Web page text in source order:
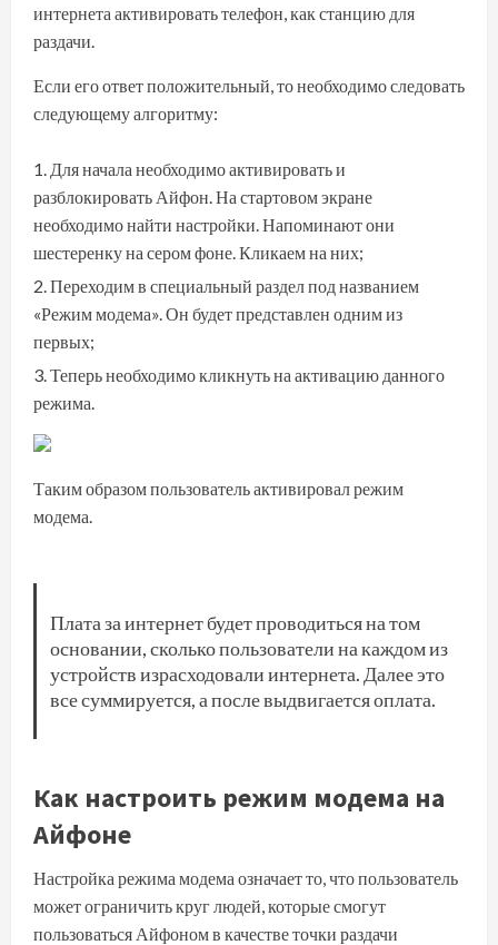
интернета активировать телефон, как станцию для
раздачи.
Если его ответ положительный, то необходимо следовать
следующему алгоритму:
Для начала необходимо активировать и
разблокировать Айфон. На стартовом экране
необходимо найти настройки. Напоминают они
шестеренку на сером фоне. Кликаем на них;
Переходим в специальный раздел под названием
«Режим модема». Он будет представлен одним из
первых;
Теперь необходимо кликнуть на активацию данного
режима.
Таким образом пользователь активировал режим
модема.
Плата за интернет будет проводиться на том
основании, сколько пользователи на каждом из
устройств израсходовали интернета. Далее это
все суммируется, а после выдвигается оплата.
Как настроить режим модема на
Айфоне
Настройка режима модема означает то, что пользователь
может ограничить круг людей, которые смогут
пользоваться Айфоном в качестве точки раздачи